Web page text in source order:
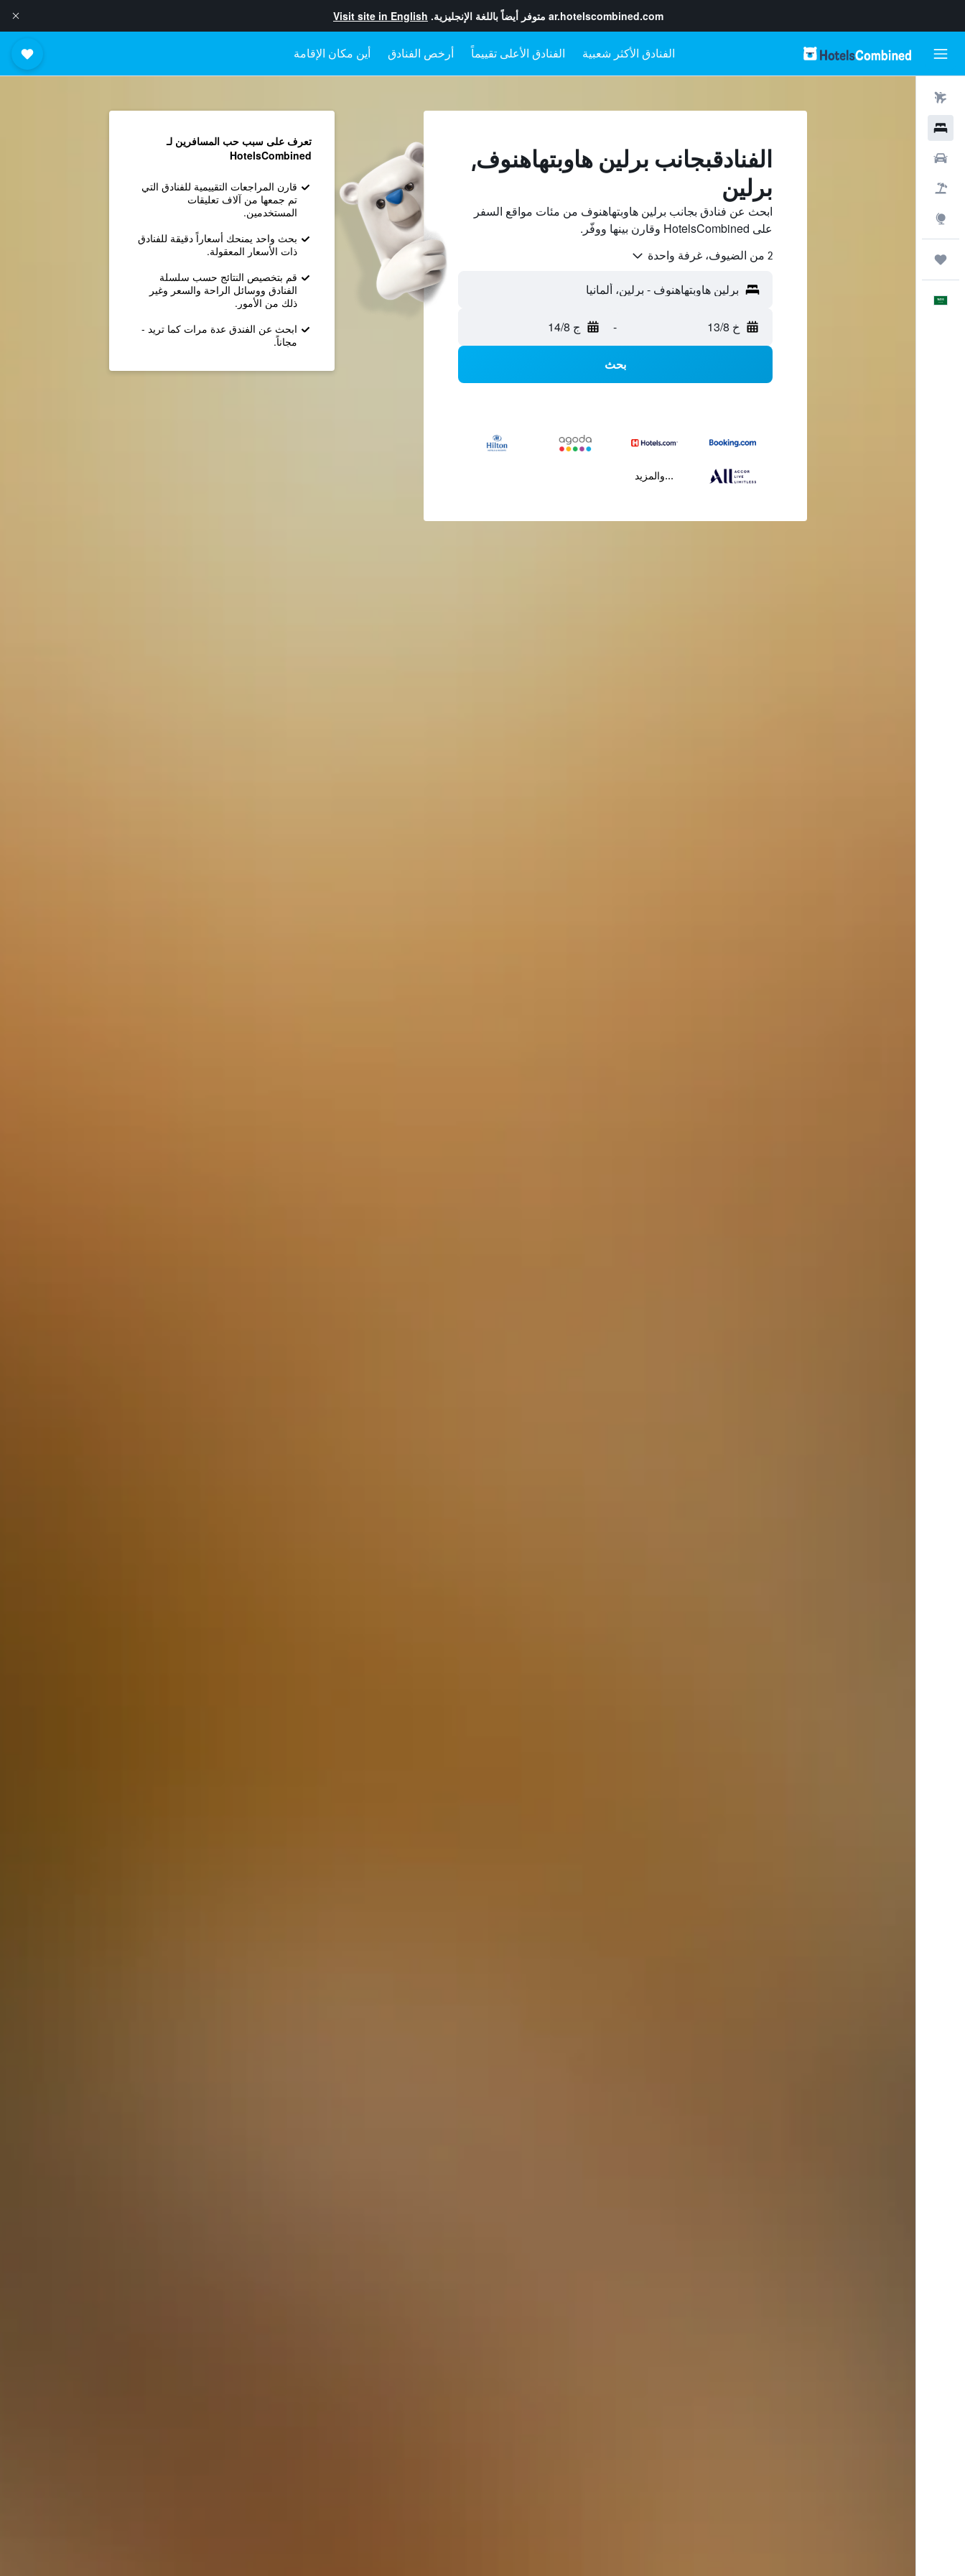
ar.hotelscombined.com متوفر أيضاً باللغة الإنجليزية. Visit site in English
الفنادق الأعلى تقييماً أرخص الفنادق أين مكان الإقامة
الفنادقبجانب برلين هاوبتهاهنوف,
برلين
ابحث عن فنادق بجانب برلين هاوبتهاهنوف من مئات مواقع السفر
على HotelsCombined وقارن بينها ووفّر.
2 من الضيوف، غرفة واحدة
خ 13/8 - ج 14/8
بحث
...والمزيد
تعرف على سبب حب المسافرين لـ
HotelsCombined
قارن المراجعات التقييمية للفنادق التي
تم جمعها من آلاف تعليقات
المستخدمين.
بحث واحد يمنحك أسعاراً دقيقة للفنادق
ذات الأسعار المعقولة.
قم بتخصيص النتائج حسب سلسلة
الفنادق ووسائل الراحة والسعر وغير
ذلك من الأمور.
ابحث عن الفندق عدة مرات كما تريد -
مجاناً.